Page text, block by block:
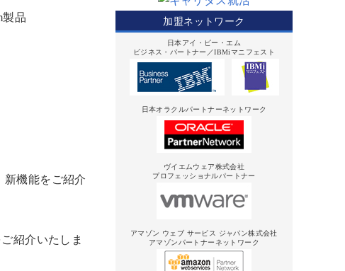
製品
新機能をご紹介
紹介いたしま
加盟ネットワーク
日本アイ・ビー・エム
ビジネス・パートナー／IBMiマニフェスト
日本オラクルパートナーネットワーク
ヴイエムウェア株式会社
プロフェッショナルパートナー
アマゾン ウェブ サービス ジャパン株式会社
アマゾンパートナーネットワーク